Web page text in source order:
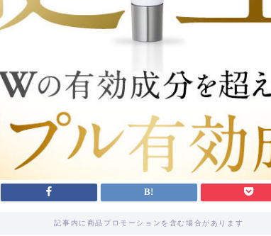
記事内に商品プロモーションを含む場合があります